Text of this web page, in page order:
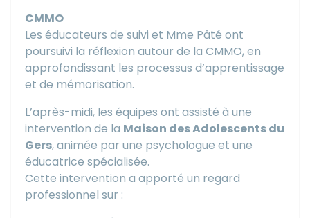
CMMO
Les éducateurs de suivi et Mme Pâté ont
poursuivi la réflexion autour de la CMMO, en
approfondissant les processus d’apprentissage
et de mémorisation.
L’après-midi, les équipes ont assisté à une
intervention de la Maison des Adolescents du
Gers, animée par une psychologue et une
éducatrice spécialisée.
Cette intervention a apporté un regard
professionnel sur :